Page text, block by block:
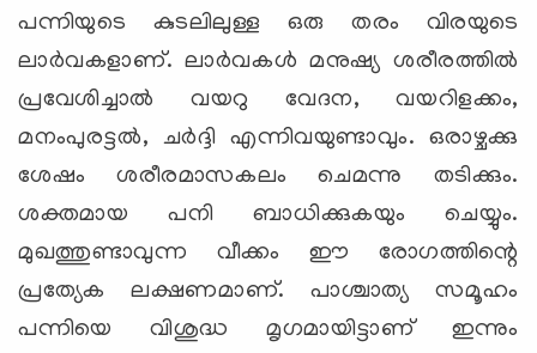
പന്നിയുടെ കുടലിലുള്ള ഒരു തരം വിരയുടെ
ലാര്‍വകളാണ്. ലാര്‍വകള്‍ മനുഷ്യ ശരീരത്തില്‍
പ്രവേശിച്ചാല്‍ വയറു വേദന, വയറിളക്കം,
മനംപുരട്ടല്‍, ചര്‍ദ്ദി എന്നിവയുണ്ടാവും. ഒരാഴ്ചക്കു
ശേഷം ശരീരമാസകലം ചെമന്നു തടിക്കും.
ശക്തമായ പനി ബാധിക്കുകയും ചെയ്യും.
മുഖത്തുണ്ടാവുന്ന വീക്കം ഈ രോഗത്തിന്റെ
പ്രത്യേക ലക്ഷണമാണ്. പാശ്ചാത്യ സമൂഹം
പന്നിയെ വിശുദ്ധ മൃഗമായിട്ടാണ് ഇന്നും